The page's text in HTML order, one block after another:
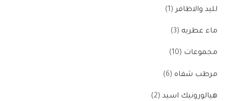
لليد والاظافر 1
ماء عطريه 3
مجموعات 10
مرطب شفاه 6
هيالورونيك اسيد 2